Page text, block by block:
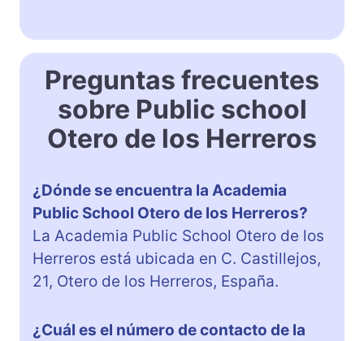
Preguntas frecuentes
sobre Public school
Otero de los Herreros
¿Dónde se encuentra la Academia
Public School Otero de los Herreros?
La Academia Public School Otero de los
Herreros está ubicada en C. Castillejos,
21, Otero de los Herreros, España.
¿Cuál es el número de contacto de la